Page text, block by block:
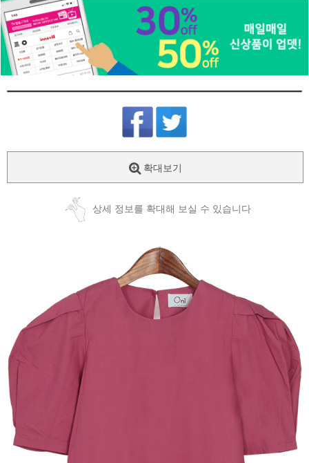
확대보기
상세 정보를 확대해 보실 수 있습니다